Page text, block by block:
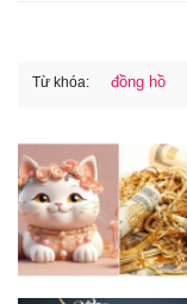
Từ khóa: đồng hồ